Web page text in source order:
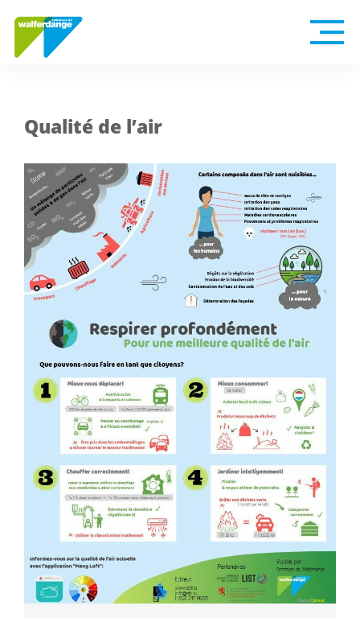
Qualité de l’air